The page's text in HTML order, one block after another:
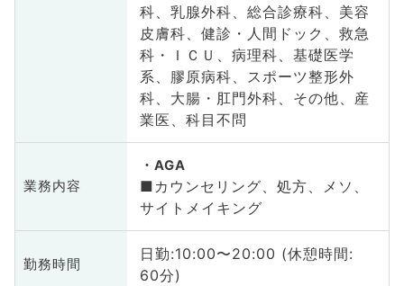
科、乳腺外科、総合診療科、美容
皮膚科、健診・人間ドック、救急
科・ＩＣＵ、病理科、基礎医学
系、膠原病科、スポーツ整形外
科、大腸・肛門外科、その他、産
業医、科目不問
業務内容
AGA
■カウンセリング、処方、メソ、
サイトメイキング
勤務時間
日勤:10:00〜20:00 (休憩時間:
60分)